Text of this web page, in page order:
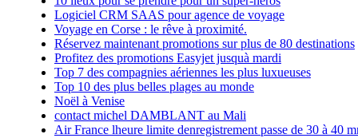
Logiciel CRM SAAS pour agence de voyage
Voyage en Corse : le rêve à proximité.
Réservez maintenant promotions sur plus de 80 destinations
Profitez des promotions Easyjet jusquà mardi
Top 7 des compagnies aériennes les plus luxueuses
Top 10 des plus belles plages au monde
Noël à Venise
contact michel DAMBLANT au Mali
Air France lheure limite denregistrement passe de 30 à 40